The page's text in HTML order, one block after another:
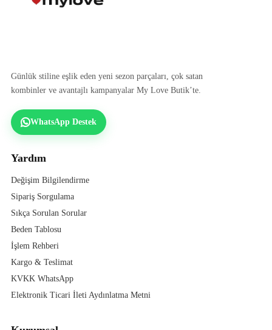
Günlük stiline eşlik eden yeni sezon parçaları, çok satan
kombinler ve avantajlı kampanyalar My Love Butik’te.
WhatsApp Destek
Yardım
Değişim Bilgilendirme
Sipariş Sorgulama
Sıkça Sorulan Sorular
Beden Tablosu
İşlem Rehberi
Kargo & Teslimat
KVKK WhatsApp
Elektronik Ticari İleti Aydınlatma Metni